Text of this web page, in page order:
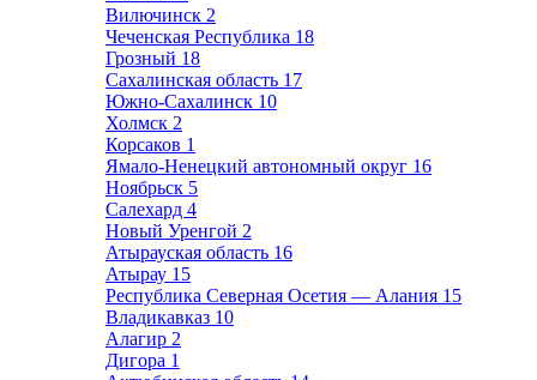
Вилючинск 2
Чеченская Республика 18
Грозный 18
Сахалинская область 17
Южно-Сахалинск 10
Холмск 2
Корсаков 1
Ямало-Ненецкий автономный округ 16
Ноябрьск 5
Салехард 4
Новый Уренгой 2
Атырауская область 16
Атырау 15
Республика Северная Осетия — Алания 15
Владикавказ 10
Алагир 2
Дигора 1